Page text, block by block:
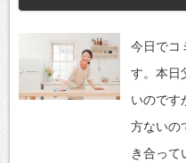
今日でコ
す。本日
いのです
方ないの
き合って